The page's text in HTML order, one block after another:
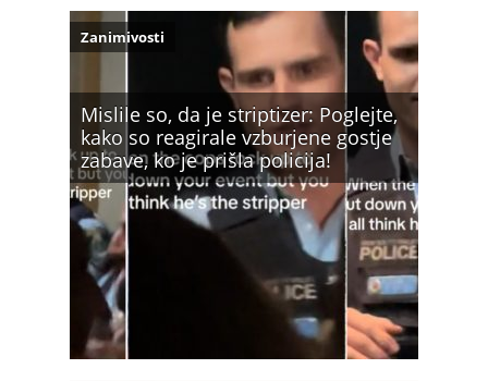
Mislile so, da je striptizer: Poglejte,
kako so reagirale vzburjene gostje
zabave, ko je prišla policija!
Zanimivosti